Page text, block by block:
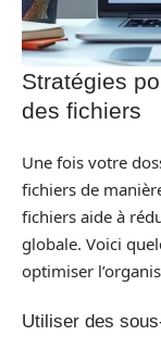
Stratégies
des fichiers
Une fois votre
fichiers de
fichiers aide à
globale. Voici
optimiser
Utiliser des